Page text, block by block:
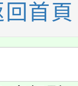
可洽有
科技
入校路
專業人
回首頁